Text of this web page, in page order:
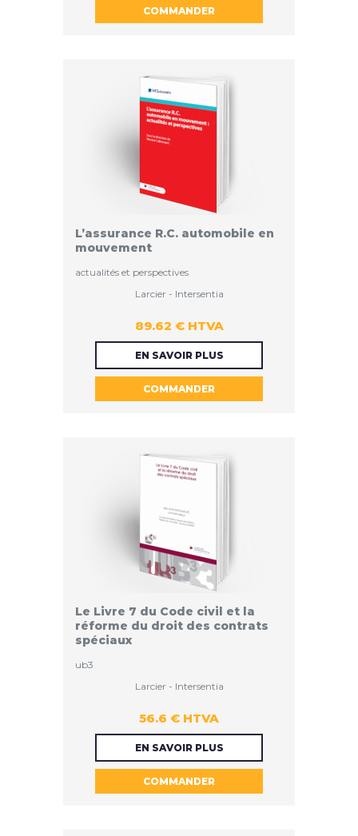
COMMANDER
L’assurance R.C. automobile en
mouvement
actualités et perspectives
89.62 € HTVA
Larcier - Intersentia
EN SAVOIR PLUS
COMMANDER
89.62 €
Le Livre 7 du Code civil et la
réforme du droit des contrats
spéciaux
ub3
56.6 € HTVA
Larcier - Intersentia
EN SAVOIR PLUS
COMMANDER
56.6 €